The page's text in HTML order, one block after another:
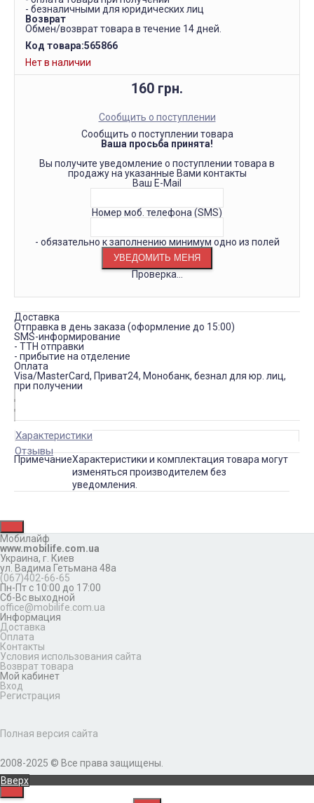
- безналичными для юридических лиц
Возврат
Обмен/возврат товара в течение 14 дней.
Код товара:565866
Нет в наличии
160 грн.
Сообщить о поступлении
Сообщить о поступлении товара
Ваша просьба принята!
Вы получите уведомление о поступлении товара в
продажу на указанные Вами контакты
Ваш E-Mail
Номер моб. телефона (SMS)
- обязательно к заполнению минимум одно из полей
Проверка...
Доставка
Отправка в день заказа (оформление до 15:00)
SMS-информирование
- ТТН отправки
- прибытие на отделение
Оплата
Visa/MasterCard, Приват24, Монобанк, безнал для юр. лиц,
при получении
Характеристики
Отзывы
ПримечаниеХарактеристики и комплектация товара могут
изменяться производителем без
уведомления.
Мобилайф
www.mobilife.com.ua
Украина, г. Киев
ул. Вадима Гетьмана 48а
(067)402-66-65
Пн-Пт с 10:00 до 17:00
Сб-Вс выходной
office@mobilife.com.ua
Информация
Доставка
Оплата
Контакты
Условия использования сайта
Возврат товара
Мой кабинет
Вход
Регистрация
Полная версия сайта
2008-2025 © Все права защищены.
Вверх